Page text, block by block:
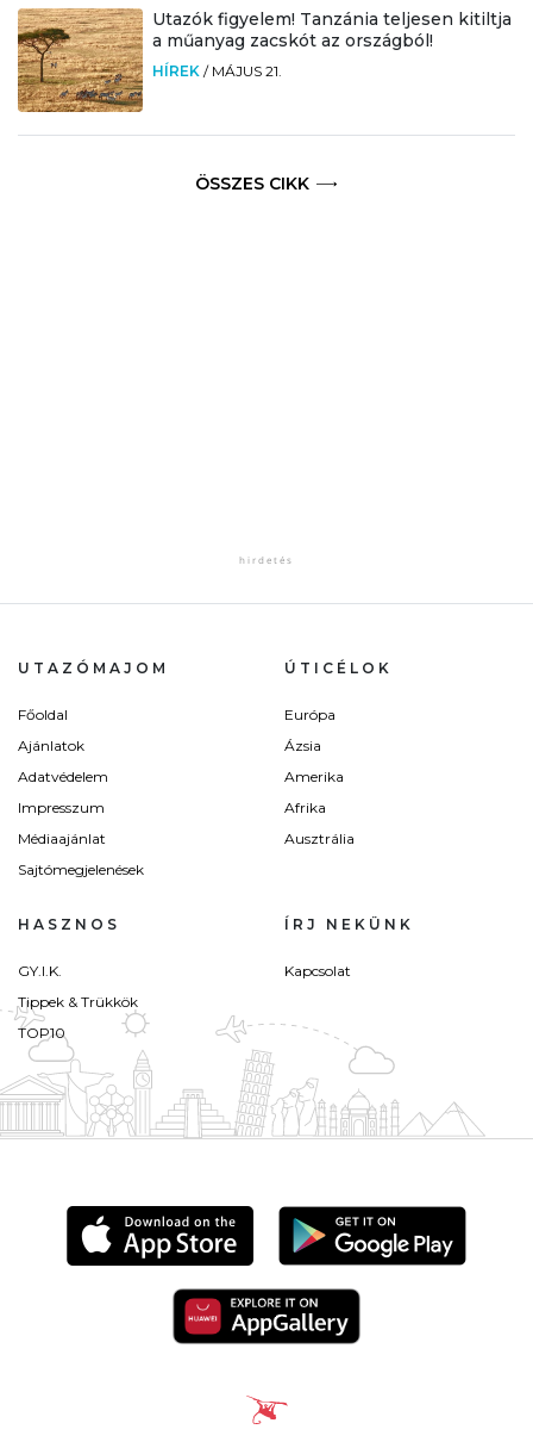
Utazók figyelem! Tanzánia teljesen kitiltja
a műanyag zacskót az országból!
HÍREK / MÁJUS 21.
ÖSSZES CIKK
UTAZÓMAJOM
Főoldal
Ajánlatok
Adatvédelem
Impresszum
Médiaajánlat
Sajtómegjelenések
ÚTICÉLOK
Európa
Ázsia
Amerika
Afrika
Ausztrália
HASZNOS
GY.I.K.
Tippek & Trükkök
TOP10
ÍRJ NEKÜNK
Kapcsolat